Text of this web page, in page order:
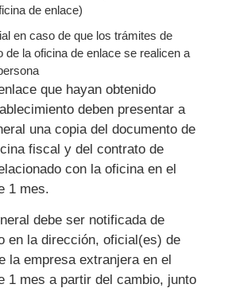
de enlace)
en caso de que los trámites de
de la oficina de enlace se realicen a
que hayan obtenido
deben presentar a
una copia del documento de
fiscal y del contrato de
con la oficina en el
1 mes.
debe ser notificada de
en la dirección, oficial(es) de
la empresa extranjera en el
1 mes a partir del cambio, junto